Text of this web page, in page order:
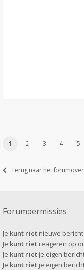
1 2 3 4 5
Terug naar het
Forumpermissies
Je kunt niet nieuwe
Je kunt niet reageren op
Je kunt niet je eigen
Je kunt niet je eigen